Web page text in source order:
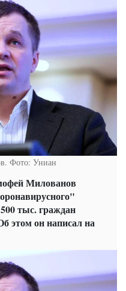
Фото: Униан
Милованов
тыс. граждан
этом он написал на